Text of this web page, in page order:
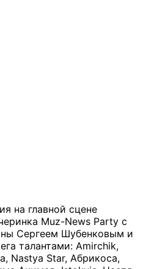
на главной сцене
Muz-News Party с
Сергеем Шубенковым и
талантами: Amirchik,
Nastya Star, Абрикоса,